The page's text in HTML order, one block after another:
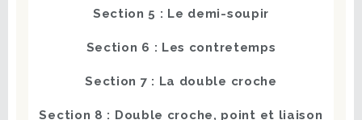
Section 5 : Le demi-soupir
Section 6 : Les contretemps
Section 7 : La double croche
Section 8 : Double croche, point et liaison